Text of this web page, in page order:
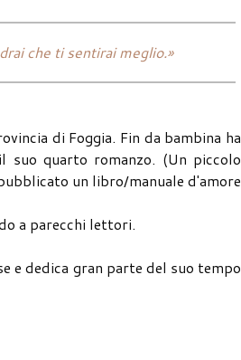
che ti sentirai meglio.»
di Foggia. Fin da bambina ha
quarto romanzo. (Un piccolo
un libro/manuale d'amore
a parecchi lettori.
e dedica gran parte del suo tempo